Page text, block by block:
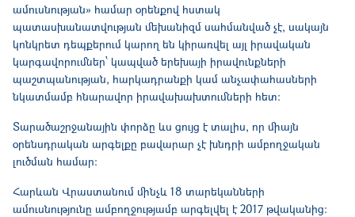
ամուսնության» համար օրենքով հստակ
պատասխանատվության մեխանիզմ սահմանված չէ, սակայն
կոնկրետ դեպքերում կարող են կիրառվել այլ իրավական
կարգավորումներ՝ կապված երեխայի իրավունքների
պաշտպանության, հարկադրանքի կամ անչափահասների
նկատմամբ հնարավոր իրավախախտումների հետ։
Տարածաշրջանային փորձը ևս ցույց է տալիս, որ միայն
օրենսդրական արգելքը բավարար չէ խնդրի ամբողջական
լուծման համար։
Հարևան Վրաստանում մինչև 18 տարեկանների
ամուսնությունը ամբողջությամբ արգելվել է 2017 թվականից։